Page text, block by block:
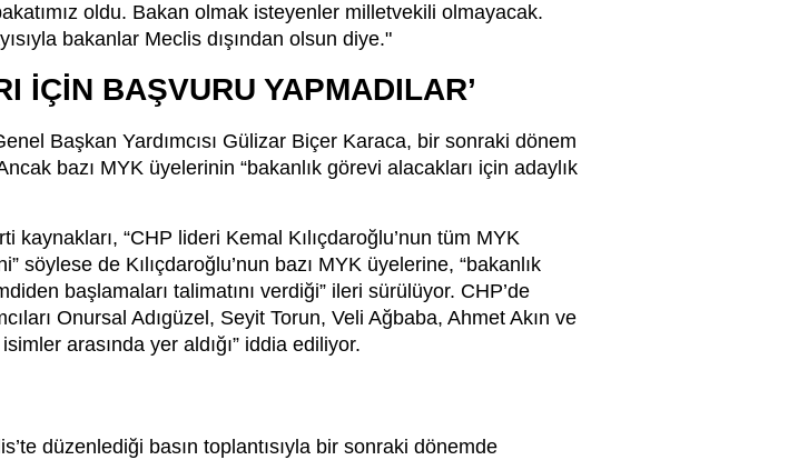
oldu. Bakan olmak isteyenler milletvekili olmayacak.
bakanlar Meclis dışından olsun diye."
İÇİN BAŞVURU YAPMADILAR’
Başkan Yardımcısı Gülizar Biçer Karaca, bir sonraki dönem
bazı MYK üyelerinin “bakanlık görevi alacakları için adaylık
“CHP lideri Kemal Kılıçdaroğlu’nun tüm MYK
de Kılıçdaroğlu’nun bazı MYK üyelerine, “bakanlık
başlamaları talimatını verdiği” ileri sürülüyor. CHP’de
Onursal Adıgüzel, Seyit Torun, Veli Ağbaba, Ahmet Akın ve
arasında yer aldığı” iddia ediliyor.
düzenlediği basın toplantısıyla bir sonraki dönemde